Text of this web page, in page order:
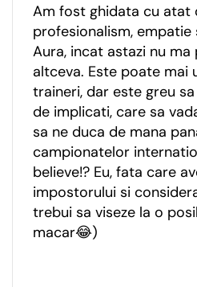
Am fost ghidata cu atat
profesionalism,
Aura, incat astazi nu
altceva. Este poate mai
traineri, dar este greu
de implicati, care sa
sa ne duca de mana
campionatelor
believe!? Eu, fata care
impostorului si
trebui sa viseze la o
macar😂)